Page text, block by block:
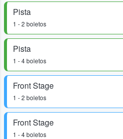
Pista
1 - 2 boletos
Pista
1 - 4 boletos
Front Stage
1 - 2 boletos
Front Stage
1 - 4 boletos